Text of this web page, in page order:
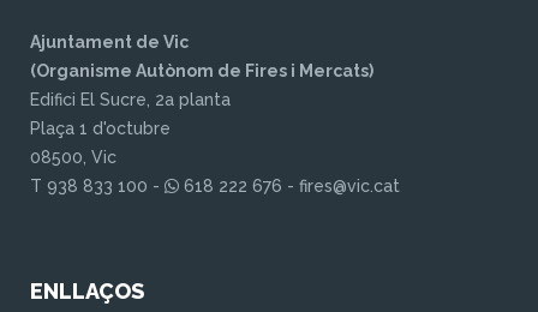
Ajuntament de Vic
(Organisme Autònom de Fires i Mercats)
Edifici El Sucre, 2a planta
Plaça 1 d'octubre
08500, Vic
T 938 833 100 -
618 222 676 - fires@vic.cat
ENLLAÇOS